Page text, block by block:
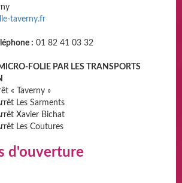
taverny.fr
: 01 82 41 03 32
FOLIE PAR LES TRANSPORTS
« Taverny »
Les Sarments
Xavier Bichat
Les Coutures
d'ouverture